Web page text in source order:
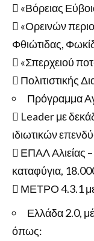
 «Βόρειας
 «Ορεινών
Φθιώτιδας,
 «Σπερχειού
 Πολιτιστικής
Πρόγραμμα
 Leader με
ιδιωτικών
 ΕΠΑΛ Αλιείας
καταφύγια,
 ΜΕΤΡΟ 4.3.1 με
Ελλάδα 2.0,
όπως: